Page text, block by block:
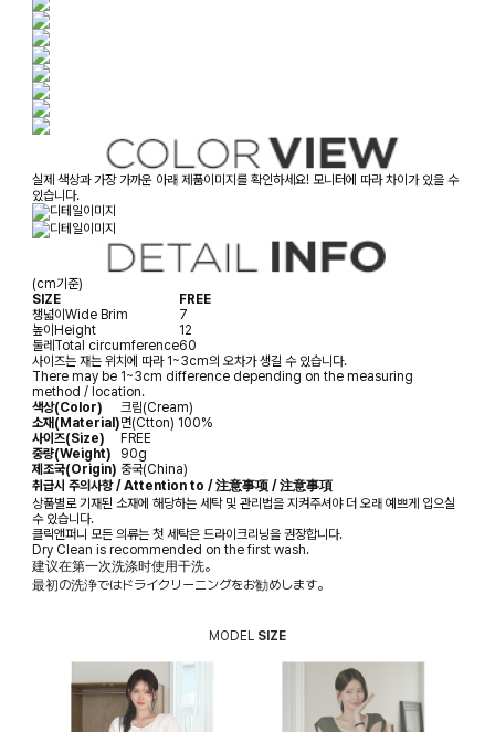
실제 색상과 가장 가까운 아래 제품이미지를 확인하세요! 모니터에 따라 차이가 있을 수
있습니다.
(cm기준)
SIZE
FREE
챙넓이Wide Brim
7
높이Height
12
둘레Total circumference60
사이즈는 재는 위치에 따라 1~3cm의 오차가 생길 수 있습니다.
There may be 1~3cm difference depending on the measuring
method / location.
색상(Color)
크림(Cream)
소재(Material)면(Ctton) 100%
사이즈(Size)
FREE
중량(Weight)
90g
제조국(Origin) 중국(China)
취급시 주의사항 / Attention to / 注意事项 / 注意事項
상품별로 기재된 소재에 해당하는 세탁 및 관리법을 지켜주셔야 더 오래 예쁘게 입으실
수 있습니다.
클릭앤퍼니 모든 의류는 첫 세탁은 드라이크리닝을 권장합니다.
Dry Clean is recommended on the first wash.
建议在第一次洗涤时使用干洗。
最初の洗浄ではドライクリーニングをお勧めします。
MODEL SIZE